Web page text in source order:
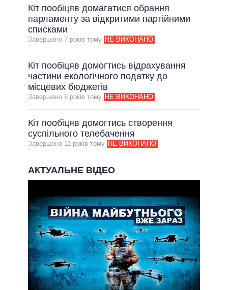
Кіт пообіцяв домагатися обрання
парламенту за відкритими партійними
списками
Завершено 7 рокiв тому НЕ ВИКОНАНО
Кіт пообіцяв домогтись відрахування
частини екологічного податку до
місцевих бюджетів
Завершено 8 рокiв тому НЕ ВИКОНАНО
Кіт пообіцяв домогтись створення
суспільного телебачення
Завершено 11 рокiв тому НЕ ВИКОНАНО
АКТУАЛЬНЕ ВІДЕО